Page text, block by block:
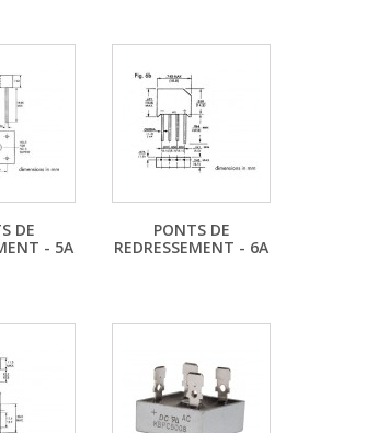
DE
- 5A
PONTS DE
REDRESSEMENT - 6A